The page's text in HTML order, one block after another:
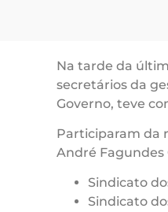
Na tarde da
secretários da
Governo, teve
Participaram da
André Fagundes
Sindicato
Sindicato